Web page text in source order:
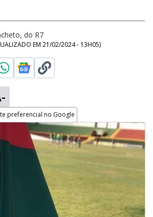
do R7
EM 21/02/2024 - 13H05)
preferencial no Google